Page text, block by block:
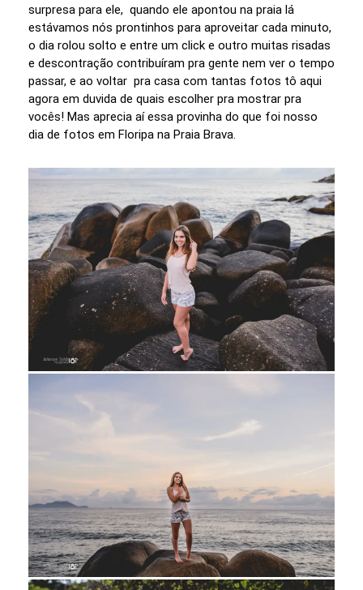
surpresa para ele, quando ele apontou na praia lá
estávamos nós prontinhos para aproveitar cada minuto,
o dia rolou solto e entre um click e outro muitas risadas
e descontração contribuíram pra gente nem ver o tempo
passar, e ao voltar pra casa com tantas fotos tô aqui
agora em duvida de quais escolher pra mostrar pra
vocês! Mas aprecia aí essa provinha do que foi nosso
dia de fotos em Floripa na Praia Brava.